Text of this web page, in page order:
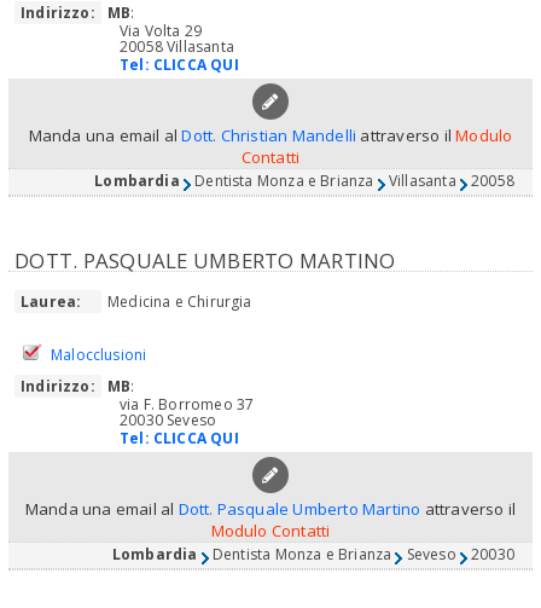
Indirizzo:
MB:
Via Volta 29
20058 Villasanta
Tel: CLICCA QUI
Manda una email alDott. Christian Mandelli attraverso ilModulo
Contatti
Lombardia Dentista Monza e Brianza Villasanta 20058
DOTT. PASQUALE UMBERTO MARTINO
Laurea: Medicina e Chirurgia
Malocclusioni
Indirizzo:
MB:
via F. Borromeo 37
20030 Seveso
Tel: CLICCA QUI
Manda una email al Dott. Pasquale Umberto Martino attraverso il
Modulo Contatti
Lombardia Dentista Monza e Brianza Seveso 20030